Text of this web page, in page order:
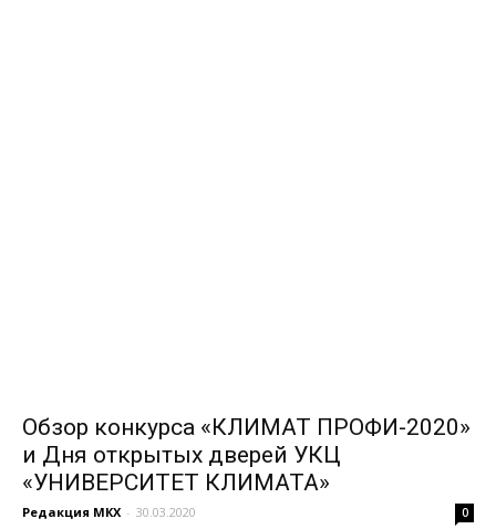
Обзор конкурса «КЛИМАТ ПРОФИ-2020»
и Дня открытых дверей УКЦ
«УНИВЕРСИТЕТ КЛИМАТА»
Редакция МКХ - 30.03.2020 0